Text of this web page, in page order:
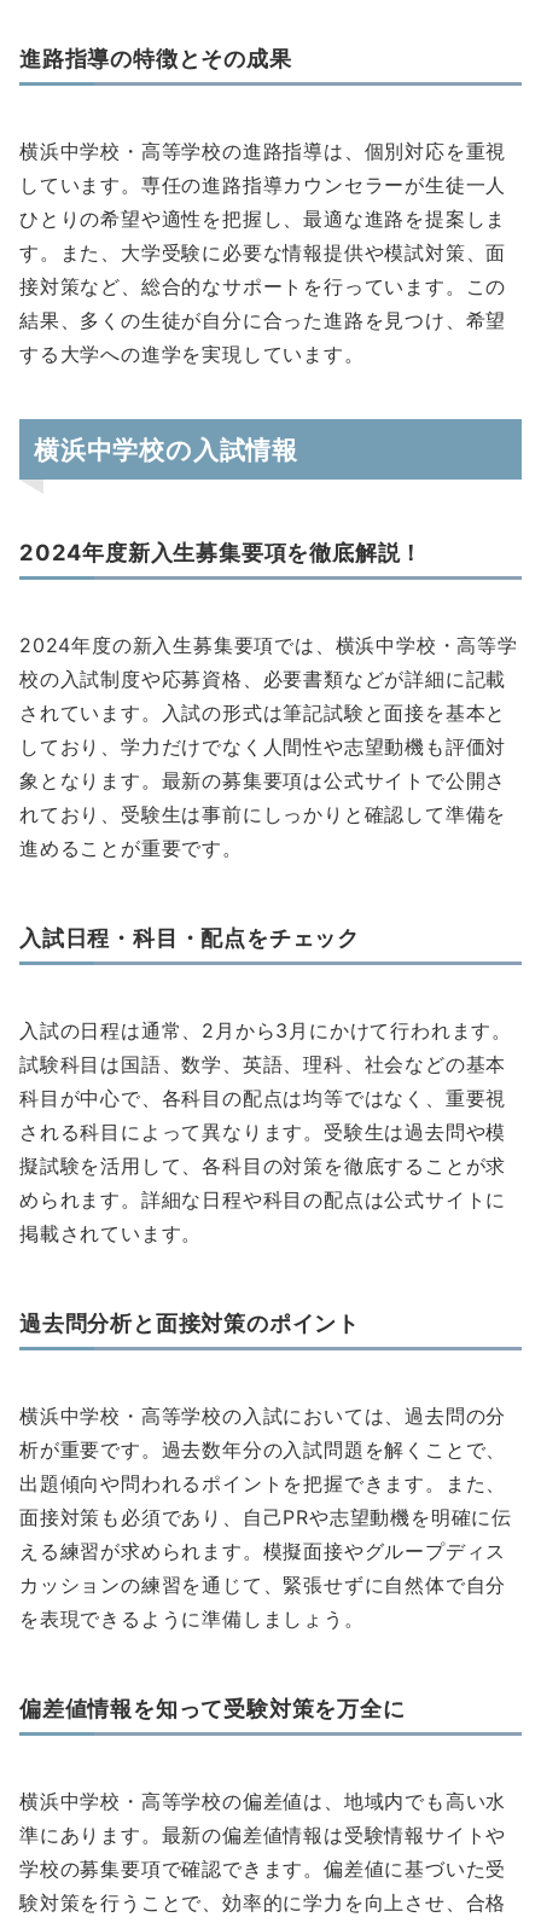
進路指導の特徴とその成果
横浜中学校・高等学校の進路指導は、個別対応を重視
しています。専任の進路指導カウンセラーが生徒一人
ひとりの希望や適性を把握し、最適な進路を提案しま
す。また、大学受験に必要な情報提供や模試対策、面
接対策など、総合的なサポートを行っています。この
結果、多くの生徒が自分に合った進路を見つけ、希望
する大学への進学を実現しています。
横浜中学校の入試情報
2024年度新入生募集要項を徹底解説！
2024年度の新入生募集要項では、横浜中学校・高等学
校の入試制度や応募資格、必要書類などが詳細に記載
されています。入試の形式は筆記試験と面接を基本と
しており、学力だけでなく人間性や志望動機も評価対
象となります。最新の募集要項は公式サイトで公開さ
れており、受験生は事前にしっかりと確認して準備を
進めることが重要です。
入試日程・科目・配点をチェック
入試の日程は通常、2月から3月にかけて行われます。
試験科目は国語、数学、英語、理科、社会などの基本
科目が中心で、各科目の配点は均等ではなく、重要視
される科目によって異なります。受験生は過去問や模
擬試験を活用して、各科目の対策を徹底することが求
められます。詳細な日程や科目の配点は公式サイトに
掲載されています。
過去問分析と面接対策のポイント
横浜中学校・高等学校の入試においては、過去問の分
析が重要です。過去数年分の入試問題を解くことで、
出題傾向や問われるポイントを把握できます。また、
面接対策も必須であり、自己PRや志望動機を明確に伝
える練習が求められます。模擬面接やグループディス
カッションの練習を通じて、緊張せずに自然体で自分
を表現できるように準備しましょう。
偏差値情報を知って受験対策を万全に
横浜中学校・高等学校の偏差値は、地域内でも高い水
準にあります。最新の偏差値情報は受験情報サイトや
学校の募集要項で確認できます。偏差値に基づいた受
験対策を行うことで、効率的に学力を向上させ、合格